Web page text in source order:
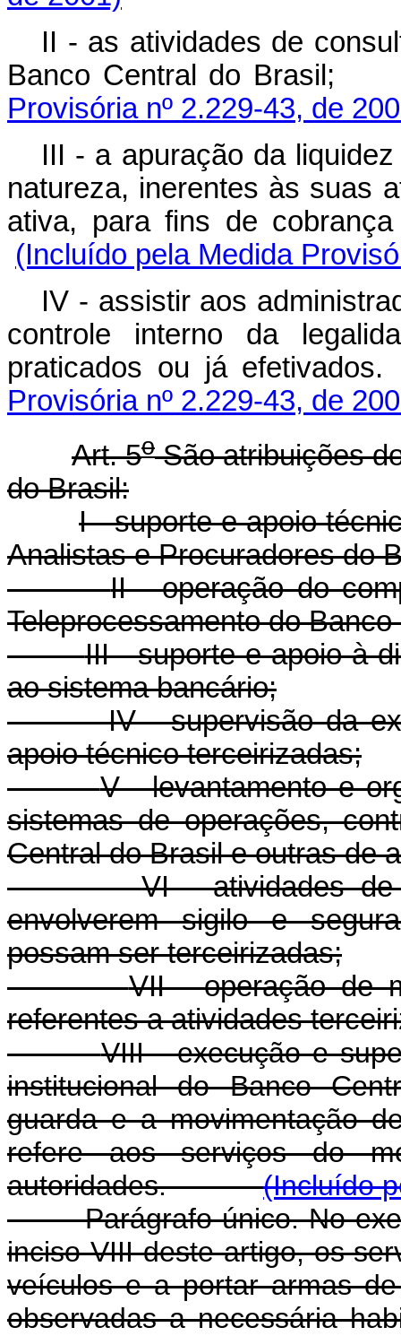
II - as atividades de
Banco Central do Brasil;
Provisória nº 2.229-43, de
III - a apuração da
natureza, inerentes às suas
ativa, para fins de
(Incluído pela Medida
IV - assistir aos
controle interno da
praticados ou já efetivados.
Provisória nº 2.229-43, de
Art. 5oSão atribuições
do Brasil:
I - suporte e apoio
Analistas e Procuradores do
II - operação do
Teleprocessamento do
III - suporte e apoio à
ao sistema bancário;
IV - supervisão da
apoio técnico terceirizadas;
V - levantamento e
sistemas de operações,
Central do Brasil e outras de
VI - atividades
envolverem sigilo e
possam ser terceirizadas;
VII - operação de
referentes a atividades
VIII - execução e
institucional do Banco
guarda e a movimentação
refere aos serviços do
autoridades.(Incluído
Parágrafo único. No
inciso VIII deste artigo, os
veículos e a portar armas
observadas a necessária